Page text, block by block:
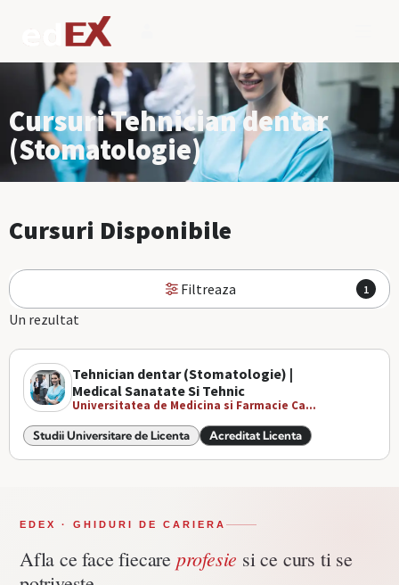
Cursuri Tehnician dentar
(Stomatologie)
Cursuri Disponibile
Filtreaza 1
Un rezultat
Tehnician dentar (Stomatologie) |
Medical Sanatate Si Tehnic
Universitatea de Medicina si Farmacie Ca...
Studii Universitare de Licenta Acreditat Licenta
EDEX · GHIDURI DE CARIERA
Afla ce face fiecare profesie si ce curs ti se